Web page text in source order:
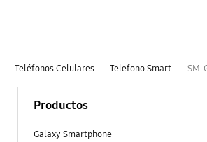
Teléfonos Celulares Telefono Smart SM-
Productos
Galaxy Smartphone